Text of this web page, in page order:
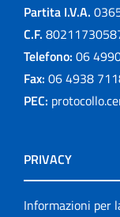
Partita I.V.A.
C.F.
Telefono: 06
Fax: 06 4938
PEC:
PRIVACY
Informazioni per